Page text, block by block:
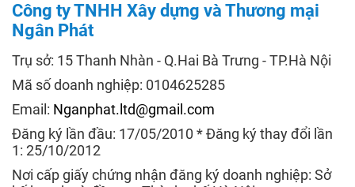
Công ty TNHH Xây dựng và Thương mại
Ngân Phát
Trụ sở: 15 Thanh Nhàn - Q.Hai Bà Trưng - TP.Hà Nội
Mã số doanh nghiệp: 0104625285
Email: Nganphat.ltd@gmail.com
Đăng ký lần đầu: 17/05/2010 * Đăng ký thay đổi lần
1: 25/10/2012
Nơi cấp giấy chứng nhận đăng ký doanh nghiệp: Sở